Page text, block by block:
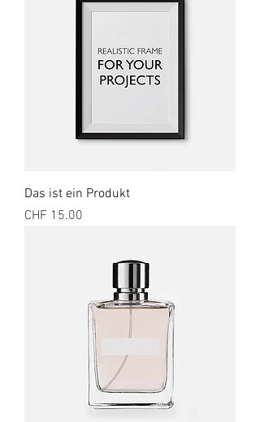
Das ist ein Produkt
Preis
CHF 15.00